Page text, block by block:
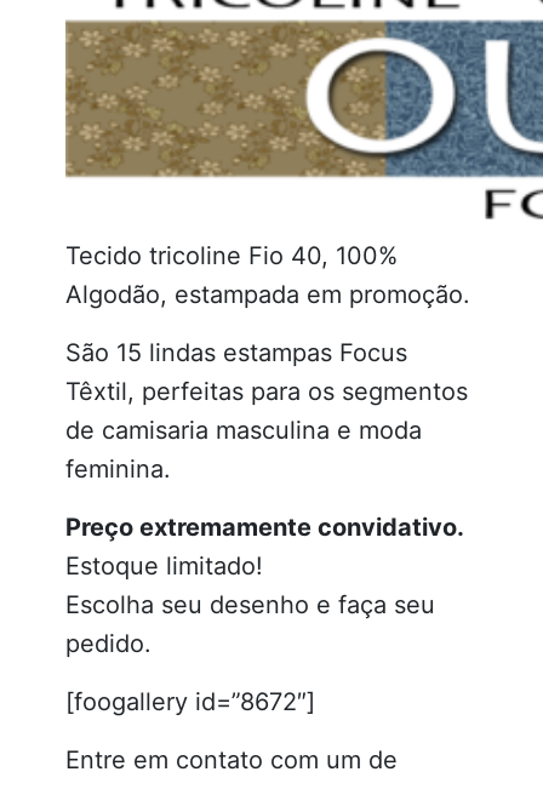
Tecido tricoline Fio 40, 100%
Algodão, estampada em promoção.
São 15 lindas estampas Focus
Têxtil, perfeitas para os segmentos
de camisaria masculina e moda
feminina.
Preço extremamente convidativo.
Estoque limitado!
Escolha seu desenho e faça seu
pedido.
[foogallery id=”8672″]
Entre em contato com um de